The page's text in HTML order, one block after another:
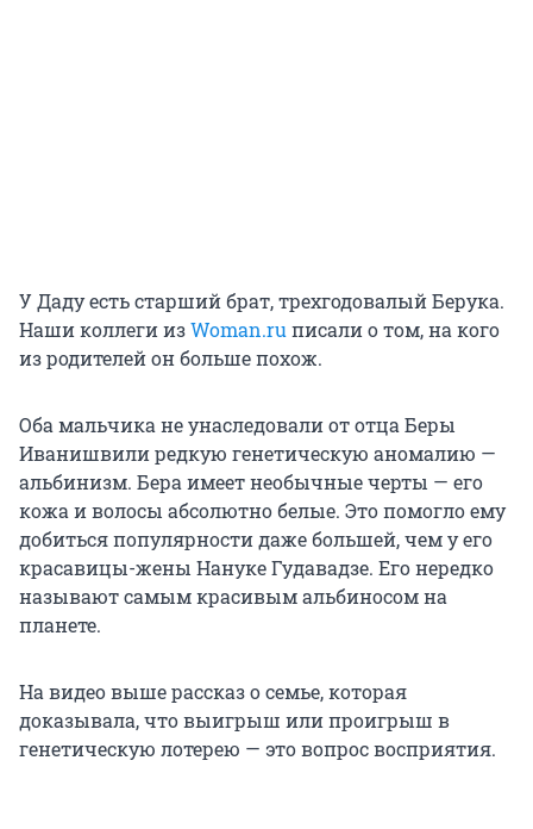
У Даду есть старший брат, трехгодовалый Берука.
Наши коллеги изWoman.ru писали о том, на кого
из родителей он больше похож.
Оба мальчика не унаследовали от отца Беры
Иванишвили редкую генетическую аномалию —
альбинизм. Бера имеет необычные черты — его
кожа и волосы абсолютно белые. Это помогло ему
добиться популярности даже большей, чем у его
красавицы-жены Нануке Гудавадзе. Его нередко
называют самым красивым альбиносом на
планете.
На видео выше рассказ о семье, которая
доказывала, что выигрыш или проигрыш в
генетическую лотерею — это вопрос восприятия.